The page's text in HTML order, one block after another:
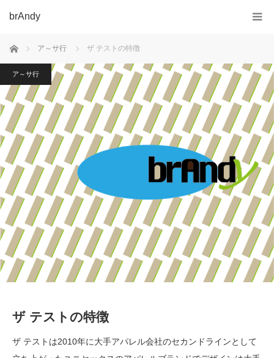
brAndy
ホーム ア～サ行 ザ テストの特徴
ア～サ行
ザ テストの特徴
ザ テストは2010年に大手アパレル会社のセカンドラインとして